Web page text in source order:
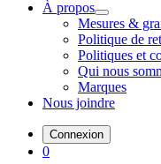
À propos
Mesures &
Politique de
Politiques et
Qui nous
Marques
Nous joindre
Connexion
0